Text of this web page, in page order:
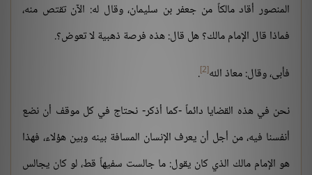
المنصور أقاد مالكاً من جعفر بن سليمان، وقال له: الآن تقتص منه،
فماذا قال الإمام مالك؟ هل قال: هذه فرصة ذهبية لا تعوض؟.
فأبى، وقال: معاذ الله[2]
.
نحن في هذه القضايا دائماً -كما أذكر- نحتاج في كل موقف أن نضع
أنفسنا فيه، من أجل أن يعرف الإنسان المسافة بينه وبين هؤلاء، فهذا
هو الإمام مالك الذي كان يقول: ما جالست سفيهاً قط، لو كان يجالس